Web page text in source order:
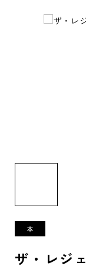
ザ・レジ